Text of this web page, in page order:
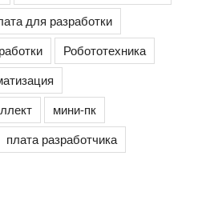
для разработки
Робототехника
мини-пк
плата разработчика